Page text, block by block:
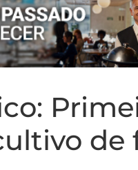
de